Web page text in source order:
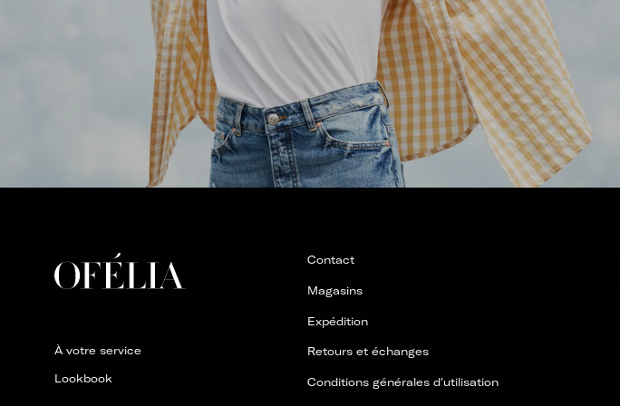
À votre service
Lookbook
Contact
Magasins
Expédition
Retours et échanges
Conditions générales d'utilisation